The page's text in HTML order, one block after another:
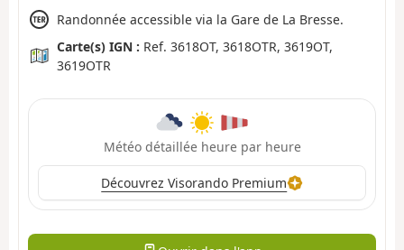
Randonnée accessible via la Gare de La Bresse.
Carte(s) IGN : Ref. 3618OT, 3618OTR, 3619OT,
3619OTR
Météo détaillée heure par heure
Découvrez Visorando Premium